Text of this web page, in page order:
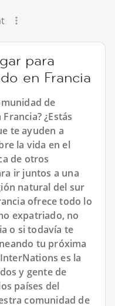
para
en Francia
de
¿Estás
te ayuden a
la vida en el
de otros
ir juntos a una
natural del sur
ofrece todo lo
expatriado, no
o si todavía te
tu próxima
es la
y gente de
países del
comunidad de